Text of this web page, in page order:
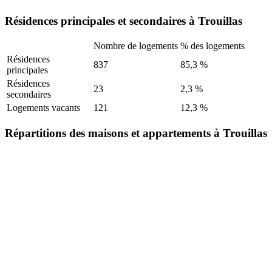
Résidences principales et secondaires à Trouillas
Nombre de logements % des logements
Résidences
principales
837
85,3 %
Résidences
secondaires
23
2,3 %
Logements vacants
121 12,3 %
Répartitions des maisons et appartements à Trouillas